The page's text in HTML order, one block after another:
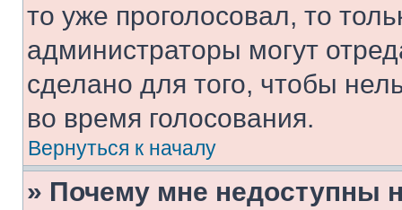
то уже проголосовал, то
администраторы могут
сделано для того, чтобы
во время голосования.
Вернуться к началу
» Почему мне недоступны